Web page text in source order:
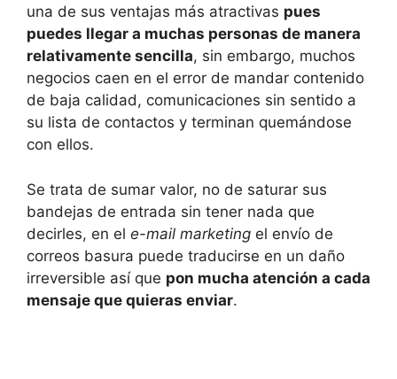
una de sus ventajas más atractivas pues
puedes llegar a muchas personas de manera
relativamente sencilla, sin embargo, muchos
negocios caen en el error de mandar contenido
de baja calidad, comunicaciones sin sentido a
su lista de contactos y terminan quemándose
con ellos.
Se trata de sumar valor, no de saturar sus
bandejas de entrada sin tener nada que
decirles, en el e-mail marketing el envío de
correos basura puede traducirse en un daño
irreversible así que pon mucha atención a cada
mensaje que quieras enviar.